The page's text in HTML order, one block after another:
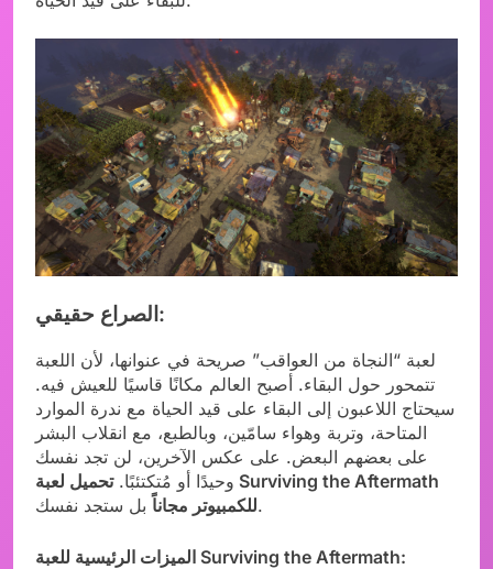
الصراع حقيقي:
لعبة “النجاة من العواقب” صريحة في عنوانها، لأن اللعبة
تتمحور حول البقاء. أصبح العالم مكانًا قاسيًا للعيش فيه.
سيحتاج اللاعبون إلى البقاء على قيد الحياة مع ندرة الموارد
المتاحة، وتربة وهواء سامّين، وبالطبع، مع انقلاب البشر
على بعضهم البعض. على عكس الآخرين، لن تجد نفسك
وحيدًا أو مُتكتئبًا.تحميل لعبة Surviving the Aftermath
للكمبيوتر مجاناًبل ستجد نفسك.
الميزات الرئيسية للعبة Surviving the Aftermath: